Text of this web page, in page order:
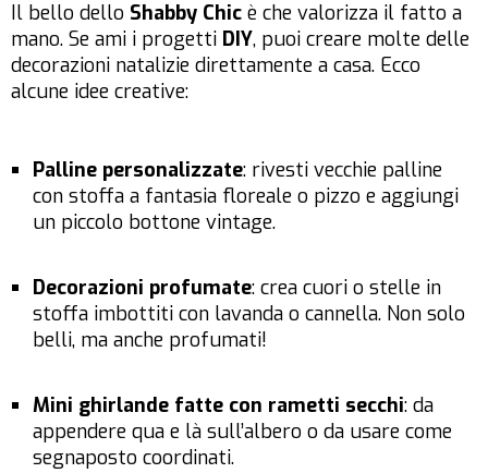
Il bello dello Shabby Chic è che valorizza il fatto a
mano. Se ami i progetti DIY, puoi creare molte delle
decorazioni natalizie direttamente a casa. Ecco
alcune idee creative:
Palline personalizzate: rivesti vecchie palline
con stoffa a fantasia floreale o pizzo e aggiungi
un piccolo bottone vintage.
Decorazioni profumate: crea cuori o stelle in
stoffa imbottiti con lavanda o cannella. Non solo
belli, ma anche profumati!
Mini ghirlande fatte con rametti secchi: da
appendere qua e là sull’albero o da usare come
segnaposto coordinati.